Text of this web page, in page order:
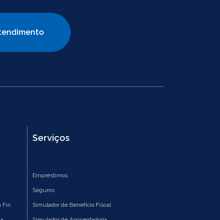
Fin.
Serviços
Empréstimos
Seguros
Simulador de Benefício Fiscal